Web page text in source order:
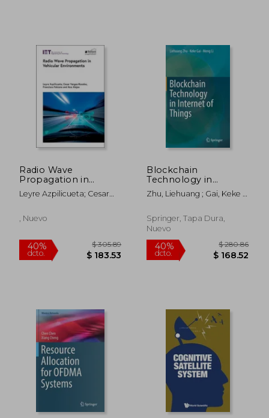
dcto. $ 155.09 dcto.
Radio Wave
Propagation in
Vehicular
Environments
Waves)
Leyre Azpilicueta; Cesar
Falcone; Ana Alejos
, Nuevo
Blockchain
Technology in
Internet of Things
(en Inglés)
Zhu, Liehuang ; Gai, Keke ;
Springer, Tapa Dura,
Nuevo